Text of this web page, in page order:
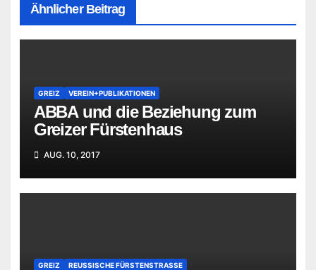
Ähnlicher Beitrag
GREIZ VEREIN+PUBLIKATIONEN
ABBA und die Beziehung zum
Greizer Fürstenhaus
AUG. 10, 2017
GREIZ REUSSISCHE FÜRSTENSTRASSE